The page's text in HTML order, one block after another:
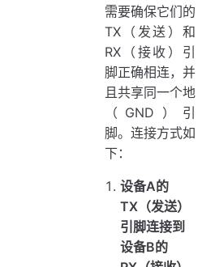
需要确保它们的
TX（发送）和
RX（接收）引
脚正确相连，并
且共享同一个地
（GND）引
脚。连接方式如
下：
设备A的
TX（发送）
引脚连接到
设备B的